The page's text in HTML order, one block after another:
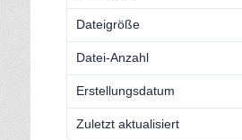
Dateigröße
Datei-Anzahl
Erstellungsdatum
Zuletzt aktualisiert